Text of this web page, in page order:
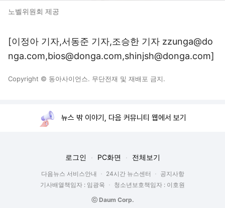
노벨위원회 제공
[이정아 기자,서동준 기자,조승한 기자 zzunga@do
nga.com,bios@donga.com,shinjsh@donga.com]
Copyright © 동아사이언스. 무단전재 및 재배포 금지.
뉴스 밖 이야기, 다음 커뮤니티 웹에서 보기
로그인 PC화면 전체보기
다음뉴스 서비스안내 24시간 뉴스센터
공지사항
기사배열책임자 : 임광욱
청소년보호책임자 : 이호원
ⓒ Daum Corp.